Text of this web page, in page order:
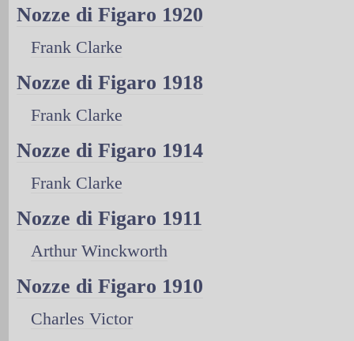
Nozze di Figaro 1920
Frank Clarke
Nozze di Figaro 1918
Frank Clarke
Nozze di Figaro 1914
Frank Clarke
Nozze di Figaro 1911
Arthur Winckworth
Nozze di Figaro 1910
Charles Victor